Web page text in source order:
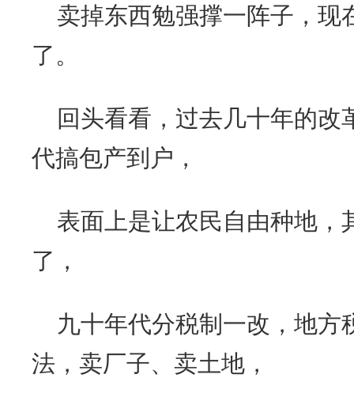
卖掉东西勉强撑一阵子，现
了。
回头看看，过去几十年的改
代搞包产到户，
表面上是让农民自由种地，
了，
九十年代分税制一改，地方
法，卖厂子、卖土地，